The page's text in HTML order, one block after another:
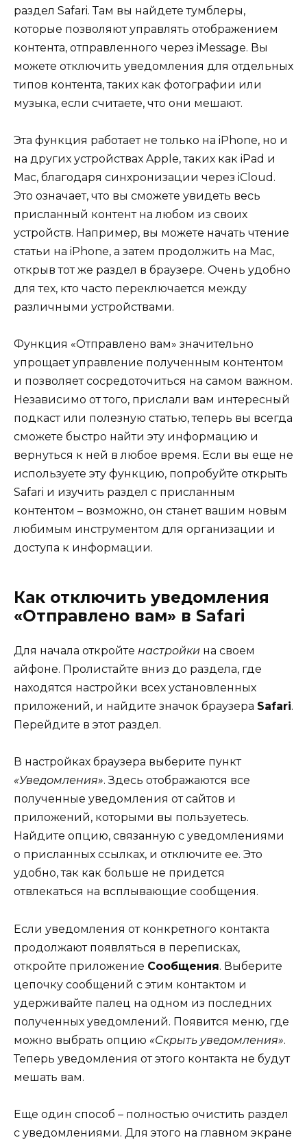
раздел Safari. Там вы найдете тумблеры,
которые позволяют управлять отображением
контента, отправленного через iMessage. Вы
можете отключить уведомления для отдельных
типов контента, таких как фотографии или
музыка, если считаете, что они мешают.
Эта функция работает не только на iPhone, но и
на других устройствах Apple, таких как iPad и
Mac, благодаря синхронизации через iCloud.
Это означает, что вы сможете увидеть весь
присланный контент на любом из своих
устройств. Например, вы можете начать чтение
статьи на iPhone, а затем продолжить на Mac,
открыв тот же раздел в браузере. Очень удобно
для тех, кто часто переключается между
различными устройствами.
Функция «Отправлено вам» значительно
упрощает управление полученным контентом
и позволяет сосредоточиться на самом важном.
Независимо от того, прислали вам интересный
подкаст или полезную статью, теперь вы всегда
сможете быстро найти эту информацию и
вернуться к ней в любое время. Если вы еще не
используете эту функцию, попробуйте открыть
Safari и изучить раздел с присланным
контентом – возможно, он станет вашим новым
любимым инструментом для организации и
доступа к информации.
Как отключить уведомления
«Отправлено вам» в Safari
Для начала откройте настройки на своем
айфоне. Пролистайте вниз до раздела, где
находятся настройки всех установленных
приложений, и найдите значок браузера Safari.
Перейдите в этот раздел.
В настройках браузера выберите пункт
«Уведомления». Здесь отображаются все
полученные уведомления от сайтов и
приложений, которыми вы пользуетесь.
Найдите опцию, связанную с уведомлениями
о присланных ссылках, и отключите ее. Это
удобно, так как больше не придется
отвлекаться на всплывающие сообщения.
Если уведомления от конкретного контакта
продолжают появляться в переписках,
откройте приложение Сообщения. Выберите
цепочку сообщений с этим контактом и
удерживайте палец на одном из последних
полученных уведомлений. Появится меню, где
можно выбрать опцию «Скрыть уведомления».
Теперь уведомления от этого контакта не будут
мешать вам.
Еще один способ – полностью очистить раздел
с уведомлениями. Для этого на главном экране